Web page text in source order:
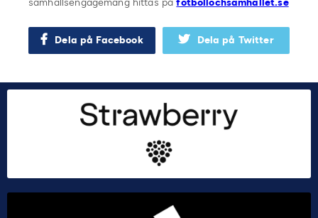
samhällsengagemang hittas påfotbollochsamhallet.se
Dela på Facebook Dela på Twitter